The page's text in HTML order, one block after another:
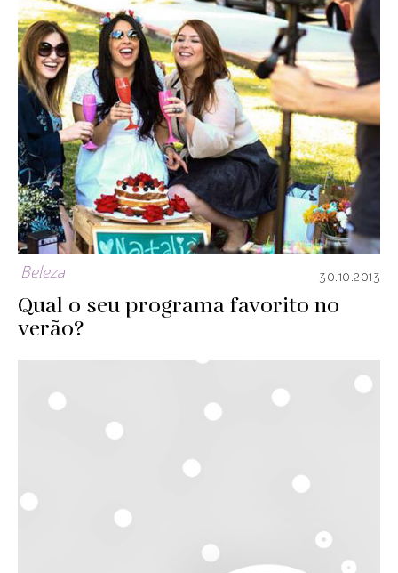
Beleza 30.10.2013
Qual o seu programa favorito no
verão?